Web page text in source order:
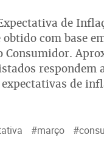
de
obtido com base
Consumidor.
respondem
de
#março